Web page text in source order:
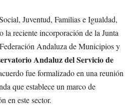
Juventud, Familias e Igualdad,
la reciente incorporación de la Junta
Andaluza de Municipios y
Andaluz del Servicio de
fue formalizado en una reunión
que establece un marco de
en este sector.